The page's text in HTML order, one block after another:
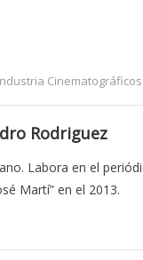
Cinematográficos
Rodriguez
Labora en el
Martí” en el 2013.